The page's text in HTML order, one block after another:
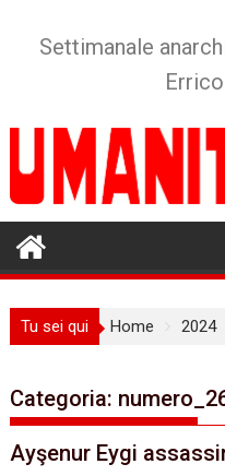
Settimanale
Tu sei qui Home 2024
Categoria:
Ayşenur Eygi